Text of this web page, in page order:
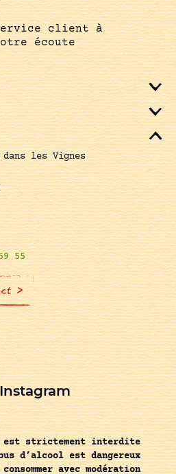
client à
écoute
les Vignes
55
>
est strictement interdite
d’alcool est dangereux
avec modération